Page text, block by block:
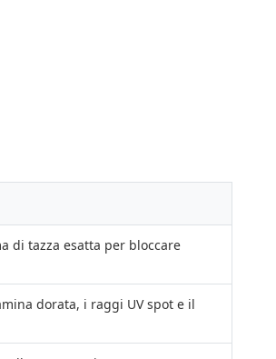
di tazza esatta per bloccare
dorata, i raggi UV spot e il